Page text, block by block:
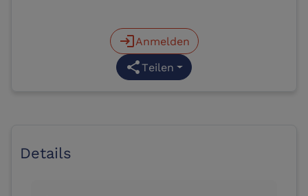
loginAnmelden
shareTeilen
Details